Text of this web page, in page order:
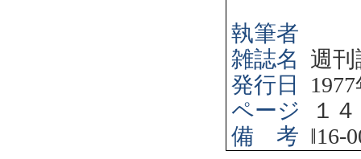
執筆者
雑誌名
週刊
発行日
1977
ページ
１
備 考 ‖16-